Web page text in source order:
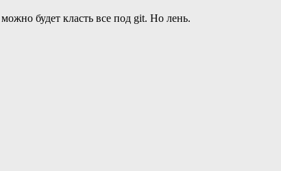
будет класть все под git. Но лень.